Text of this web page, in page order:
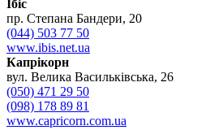
Ібіс
пр. Степана Бандери, 20
(044) 503 77 50
www.ibis.net.ua
Капрікорн
вул. Велика Васильківська, 26
(050) 471 29 50
(098) 178 89 81
www.capricorn.com.ua